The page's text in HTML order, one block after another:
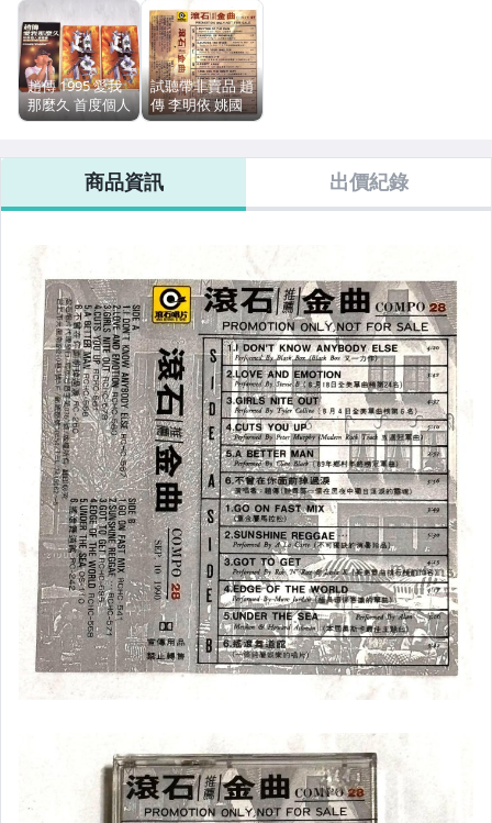
趙傳 1995 愛我
那麼久 首度個人
演唱會 / 滾石唱
雙錄影帶 2-VHS
一套兩捲 / 陳昇
辛曉琪同台
試聽帶非賣品 趙
傳 李明依 姚國
強 1990 滾石推
27 我是一隻小
小鳥 滾石唱片
台灣版 12首歌
宣傳單曲 錄音帶
商品資訊 出價紀錄